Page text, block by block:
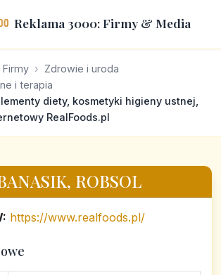
Reklama 3000: Firmy & Media
Firmy
Zdrowie i uroda
i terapia
diety, kosmetyki higieny ustnej,
RealFoods.pl
ROBSOL
https://www.realfoods.pl/